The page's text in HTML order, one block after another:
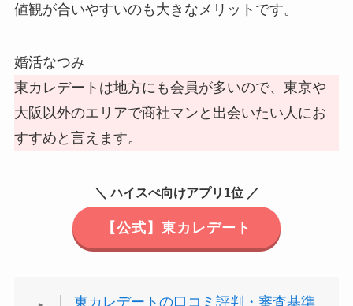
値観が合いやすいのも大きなメリットです。
婚活なつみ
東カレデートは地方にも会員が多いので、東京や
大阪以外のエリアで商社マンと出会いたい人にお
すすめと言えます。
＼ ハイスぺ向けアプリ1位 ／
【公式】東カレデート
東カレデートの口コミ評判・審査基準